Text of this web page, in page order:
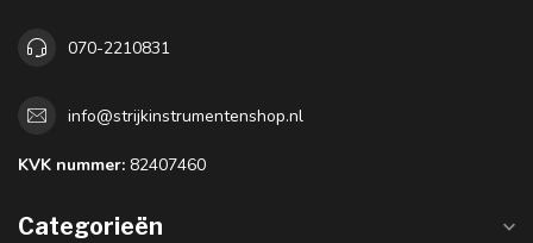
070-2210831
info@strijkinstrumentenshop.nl
KVK nummer: 82407460
Categorieën